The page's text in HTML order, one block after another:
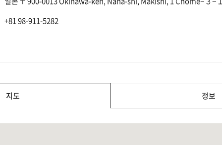
+81 98-911-5282
지도 정보